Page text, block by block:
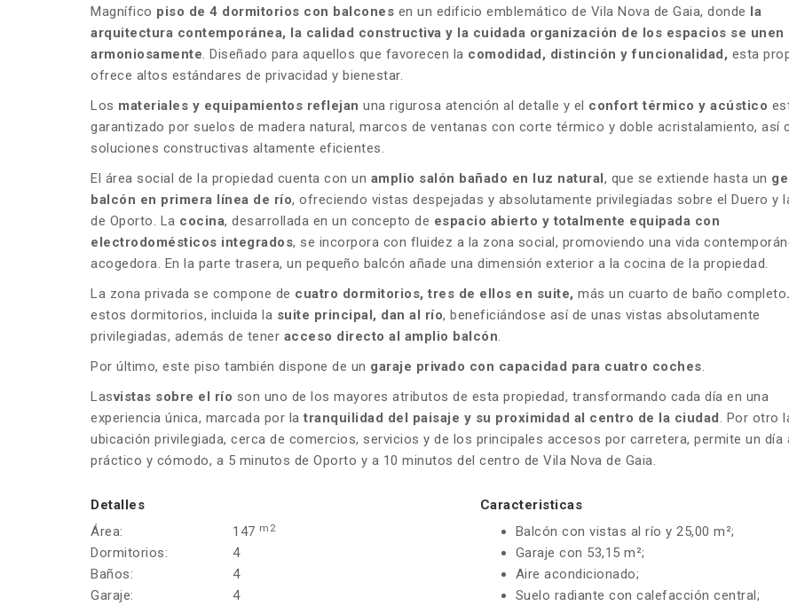
Magnífico piso de 4 dormitorios con balcones en un edificio emblemático de Vila Nova de Gaia, donde la
arquitectura contemporánea, la calidad constructiva y la cuidada organización de los espacios se unen
armoniosamente. Diseñado para aquellos que favorecen la comodidad, distinción y funcionalidad, esta
ofrece altos estándares de privacidad y bienestar.
Los materiales y equipamientos reflejan una rigurosa atención al detalle y el confort térmico y acústico
garantizado por suelos de madera natural, marcos de ventanas con corte térmico y doble acristalamiento, así
soluciones constructivas altamente eficientes.
El área social de la propiedad cuenta con un amplio salón bañado en luz natural, que se extiende hasta un
balcón en primera línea de río, ofreciendo vistas despejadas y absolutamente privilegiadas sobre el Duero y
de Oporto. La cocina, desarrollada en un concepto de espacio abierto y totalmente equipada con
electrodomésticos integrados, se incorpora con fluidez a la zona social, promoviendo una vida
acogedora. En la parte trasera, un pequeño balcón añade una dimensión exterior a la cocina de la propiedad.
La zona privada se compone de cuatro dormitorios, tres de ellos en suite, más un cuarto de baño completo.
estos dormitorios, incluida la suite principal, dan al río, beneficiándose así de unas vistas absolutamente
privilegiadas, además de tener acceso directo al amplio balcón.
Por último, este piso también dispone de un garaje privado con capacidad para cuatro coches.
Lasvistas sobre el río son uno de los mayores atributos de esta propiedad, transformando cada día en una
experiencia única, marcada por la tranquilidad del paisaje y su proximidad al centro de la ciudad. Por otro
ubicación privilegiada, cerca de comercios, servicios y de los principales accesos por carretera, permite un día
práctico y cómodo, a 5 minutos de Oporto y a 10 minutos del centro de Vila Nova de Gaia.
Detalles
Área:
147 m2
Dormitorios:
4
Baños:
4
Garaje:
4
Caracteristicas
Balcón con vistas al río y 25,00 m²;
Garaje con 53,15 m²;
Aire acondicionado;
Suelo radiante con calefacción central;